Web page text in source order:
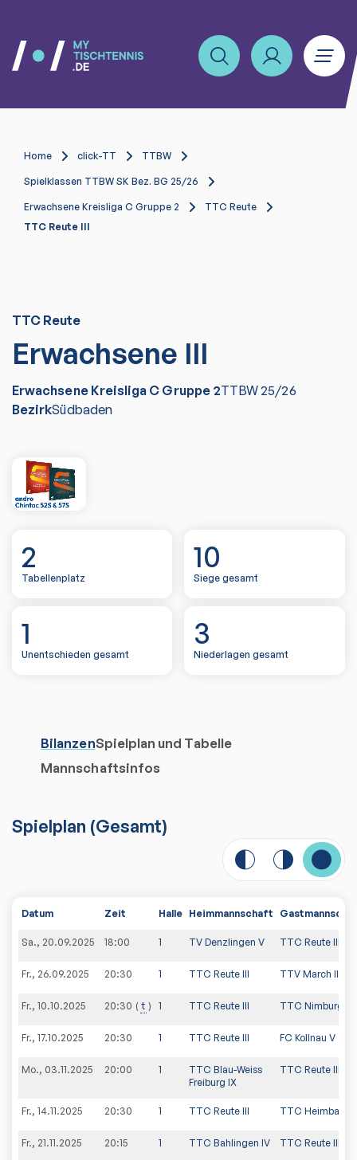
Home click-TT TTBW
Spielklassen TTBW SK Bez. BG 25/26
Erwachsene Kreisliga C Gruppe 2
TTC Reute
TTC Reute III
TTC Reute
Erwachsene III
Erwachsene Kreisliga C Gruppe 2TTBW25/26
BezirkSüdbaden
2
Tabellenplatz
10
Siege gesamt
1
Unentschieden gesamt
3
Niederlagen gesamt
BilanzenSpielplan und Tabelle
Mannschaftsinfos
Spielplan (Gesamt)
Datum Zeit Halle Heimmannschaft
Sa., 20.09.2025 18:00 1 TV Denzlingen V TTC Reute III
Fr., 26.09.2025 20:30 1 TTC Reute III TTV March III
Fr., 10.10.2025 20:30 t 1 TTC Reute III TTC Nimburg IV
Fr., 17.10.2025 20:30 1 TTC Reute III FC Kollnau V
Mo., 03.11.2025 20:00 1
TTC Blau-Weiss
Freiburg IX
TTC Reute III
Fr., 14.11.2025 20:30 1 TTC Reute III TTC Heimbach
Fr., 21.11.2025 20:15 1 TTC Bahlingen IV TTC Reute III